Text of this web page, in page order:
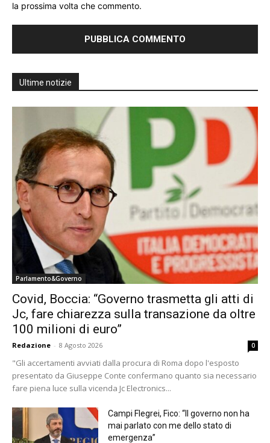
la prossima volta che commento.
Ultime notizie
Parlamento&Governo
Covid, Boccia: “Governo trasmetta gli atti di
Jc, fare chiarezza sulla transazione da oltre
100 milioni di euro”
Redazione - 8 Agosto 2026 0
"Gli accertamenti avviati dalla procura di Roma dopo l'esposto
presentato da Giuseppe Conte confermano quanto sia necessario
fare piena luce sulla vicenda Jc Electronics...
Campi Flegrei, Fico: “Il governo non ha
mai parlato con me dello stato di
emergenza”